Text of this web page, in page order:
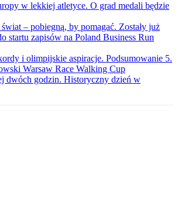
w lekkiej atletyce. O grad medali będzie
świat – pobiegną, by pomagać. Zostały już
startu zapisów na Poland Business Run
i olimpijskie aspiracje. Podsumowanie 5.
Warsaw Race Walking Cup
dwóch godzin. Historyczny dzień w